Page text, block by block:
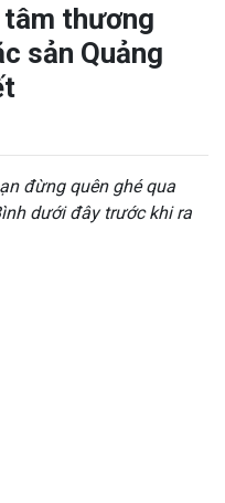
thương
sản Quảng
đừng quên ghé qua
dưới đây trước khi ra